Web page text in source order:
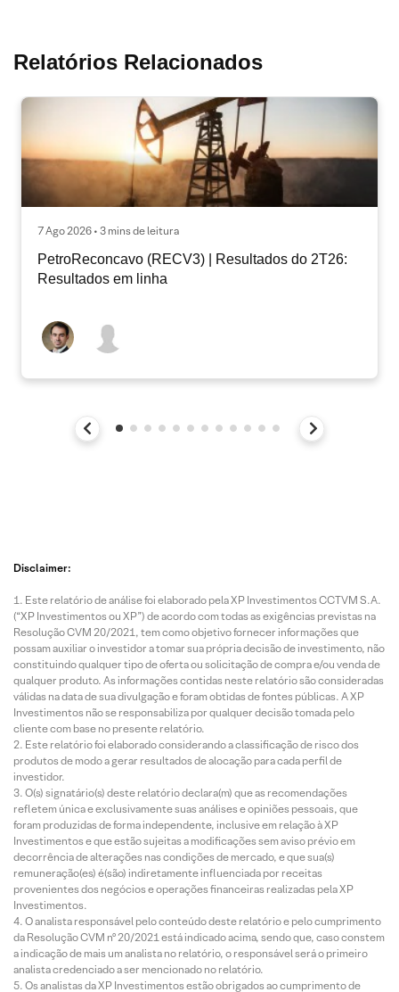
Relatórios Relacionados
7 Ago 2026 • 3 mins de leitura
PetroReconcavo (RECV3) | Resultados do 2T26:
Resultados em linha
Disclaimer:
Este relatório de análise foi elaborado pela XP Investimentos CCTVM S.A.
(“XP Investimentos ou XP”) de acordo com todas as exigências previstas na
Resolução CVM 20/2021, tem como objetivo fornecer informações que
possam auxiliar o investidor a tomar sua própria decisão de investimento, não
constituindo qualquer tipo de oferta ou solicitação de compra e/ou venda de
qualquer produto. As informações contidas neste relatório são consideradas
válidas na data de sua divulgação e foram obtidas de fontes públicas. A XP
Investimentos não se responsabiliza por qualquer decisão tomada pelo
cliente com base no presente relatório.
Este relatório foi elaborado considerando a classificação de risco dos
produtos de modo a gerar resultados de alocação para cada perfil de
investidor.
O(s) signatário(s) deste relatório declara(m) que as recomendações
refletem única e exclusivamente suas análises e opiniões pessoais, que
foram produzidas de forma independente, inclusive em relação à XP
Investimentos e que estão sujeitas a modificações sem aviso prévio em
decorrência de alterações nas condições de mercado, e que sua(s)
remuneração(es) é(são) indiretamente influenciada por receitas
provenientes dos negócios e operações financeiras realizadas pela XP
Investimentos.
O analista responsável pelo conteúdo deste relatório e pelo cumprimento
da Resolução CVM nº 20/2021 está indicado acima, sendo que, caso constem
a indicação de mais um analista no relatório, o responsável será o primeiro
analista credenciado a ser mencionado no relatório.
Os analistas da XP Investimentos estão obrigados ao cumprimento de